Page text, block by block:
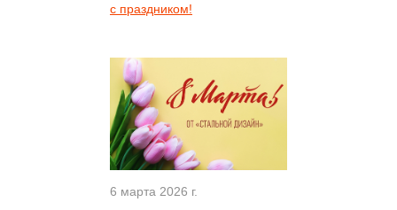
с праздником!
6 марта 2026 г.